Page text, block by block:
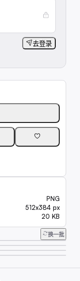
去登录
PNG
512x384 px
20 KB
换一批
122
160
145
93